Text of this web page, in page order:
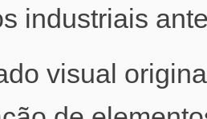
industriais
visual